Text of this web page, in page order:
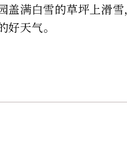
盖满白雪的草坪上滑雪
天气。